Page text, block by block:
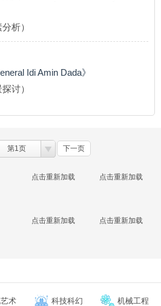
析）
Idi Amin Dada》
讨）
第1页 下一页
点击重新加载 点击重新加载
点击重新加载 点击重新加载
术 科技科幻 机械工程